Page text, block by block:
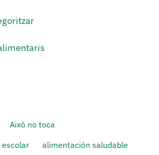
Això no toca
alimentación saludable